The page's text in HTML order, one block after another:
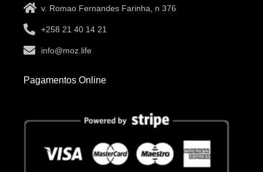
v. Romao Fernandes Farinha, n 376
+258 21 40 14 21
info@moz.life
Pagamentos Online